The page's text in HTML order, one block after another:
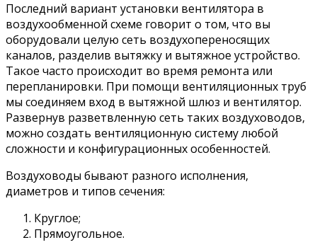
Последний вариант установки вентилятора в
воздухообменной схеме говорит о том, что вы
оборудовали целую сеть воздухопереносящих
каналов, разделив вытяжку и вытяжное устройство.
Такое часто происходит во время ремонта или
перепланировки. При помощи вентиляционных труб
мы соединяем вход в вытяжной шлюз и вентилятор.
Развернув разветвленную сеть таких воздуховодов,
можно создать вентиляционную систему любой
сложности и конфигурационных особенностей.
Воздуховоды бывают разного исполнения,
диаметров и типов сечения:
Круглое;
Прямоугольное.